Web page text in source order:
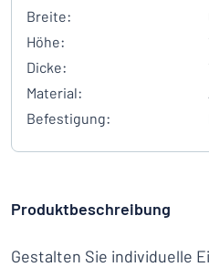
Breite:
Höhe:
Dicke:
Material:
Befestigung:
Produktbeschreibung
Gestalten Sie individuelle